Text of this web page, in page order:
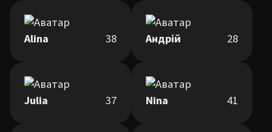
Alina 38 Андрій 28
Julia 37 Nina 41